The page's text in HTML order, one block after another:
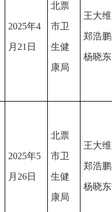
2025年4
月21日
北票
市卫
生健
康局
王大维
郑浩鹏
杨晓东
2025年5
月26日
北票
市卫
生健
康局
王大维
郑浩鹏
杨晓东